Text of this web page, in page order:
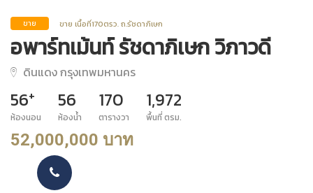
ขาย ขาย เนื้อที่170ตรว. ถ.รัชดาภิเษก
อพาร์ทเม้นท์ รัชดาภิเษก วิภาวดี
ดินแดง กรุงเทพมหานคร
56+
ห้องนอน
56
ห้องน้ำ
170
ตารางวา
1,972
พื้นที่ ตรม.
52,000,000 บาท